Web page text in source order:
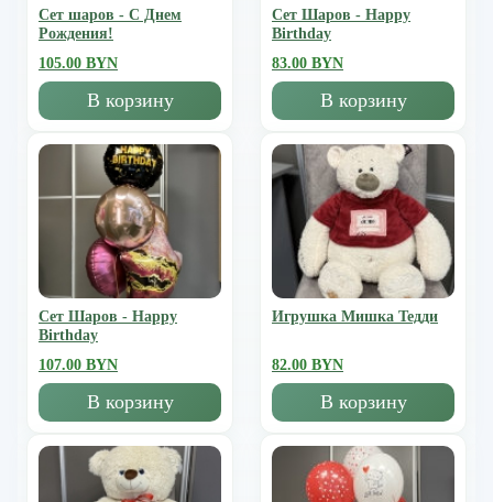
Сет шаров - С Днем
Рождения!
105.00 BYN
В корзину
Сет Шаров - Happy
Birthday
83.00 BYN
В корзину
Сет Шаров - Happy
Birthday
107.00 BYN
В корзину
Игрушка Мишка Тедди
82.00 BYN
В корзину